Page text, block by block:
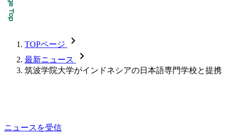
TOPページ chevron_forward
最新ニュース chevron_forward
筑波学院大学がインドネシアの日本語専門学校と提携
ニュースを受信